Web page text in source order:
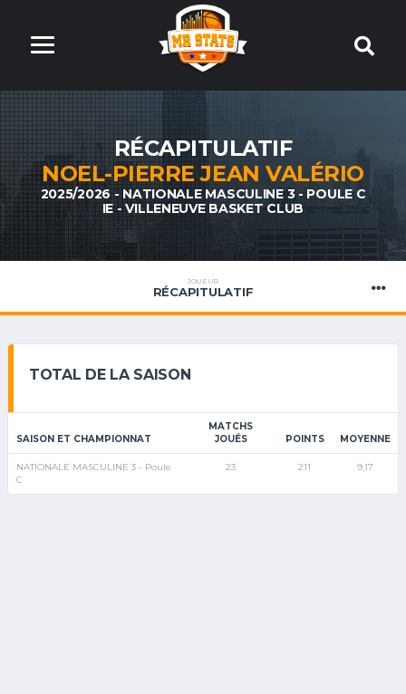
RÉCAPITULATIF
NOEL-PIERRE JEAN VALÉRIO
2025/2026 - NATIONALE MASCULINE 3 - POULE C
IE - VILLENEUVE BASKET CLUB
JOUEUR
RÉCAPITULATIF
TOTAL DE LA SAISON
SAISON ET CHAMPIONNAT
MATCHS
JOUÉS
POINTS MOYENNE
NATIONALE MASCULINE 3 - Poule
C
23 211 9,17